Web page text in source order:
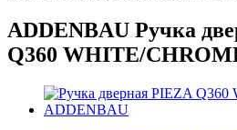
ADDENBAU Ручка
Q360 WHITE/